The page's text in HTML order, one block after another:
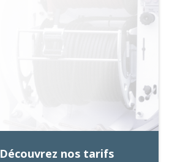
Découvrez nos tarifs